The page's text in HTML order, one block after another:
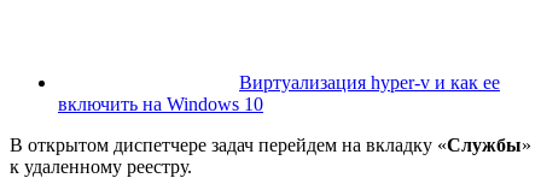
Виртуализация hyper-v и как ее
включить на Windows 10
В открытом диспетчере задач перейдем на вкладку «Службы»
к удаленному реестру.